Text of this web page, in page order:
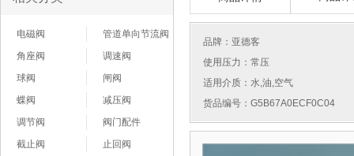
电磁阀
管道单向节流阀
角座阀
调速阀
球阀
闸阀
蝶阀
减压阀
调节阀
阀门配件
截止阀
止回阀
品牌： 亚德客
使用压力：常压
适用介质：水,油,空气
货品编号：G5B67A0ECF0C04